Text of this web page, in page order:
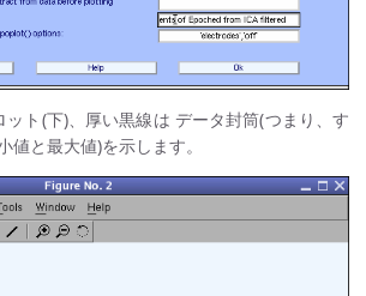
ット(下)、厚い黒線は データ封筒(つまり、す
値と最大値)を示します。